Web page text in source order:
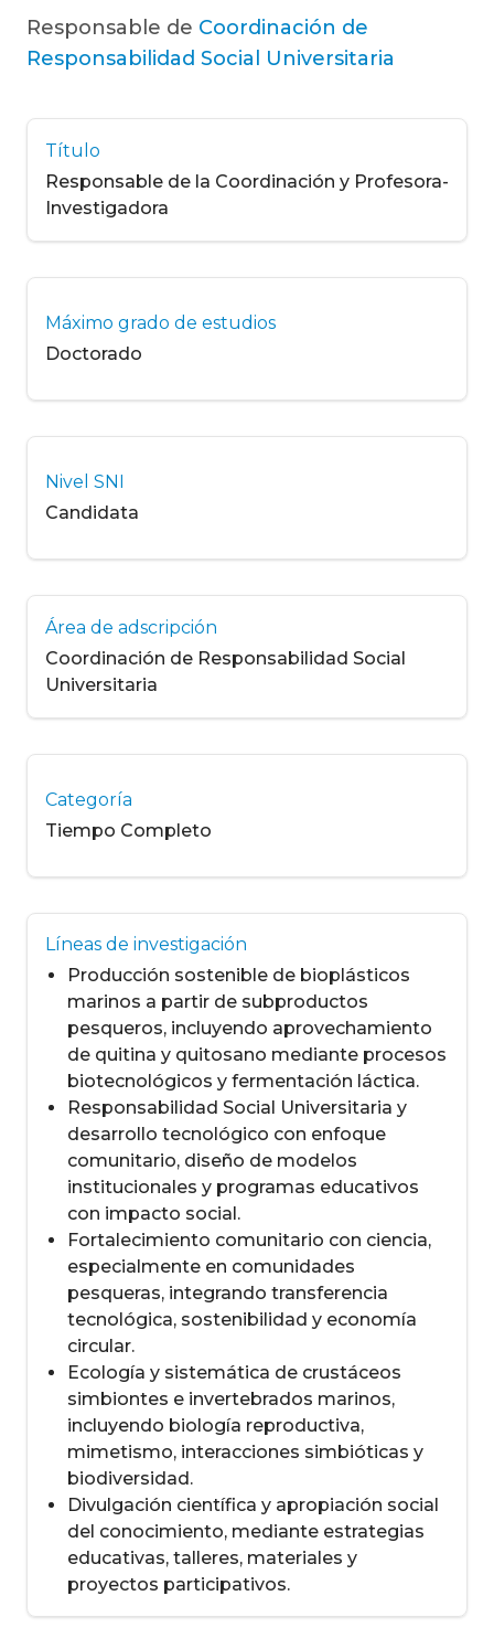
Responsable de Coordinación de
Responsabilidad Social Universitaria
Título
Responsable de la Coordinación y Profesora-
Investigadora
Máximo grado de estudios
Doctorado
Nivel SNI
Candidata
Área de adscripción
Coordinación de Responsabilidad Social
Universitaria
Categoría
Tiempo Completo
Líneas de investigación
Producción sostenible de bioplásticos
marinos a partir de subproductos
pesqueros, incluyendo aprovechamiento
de quitina y quitosano mediante procesos
biotecnológicos y fermentación láctica.
Responsabilidad Social Universitaria y
desarrollo tecnológico con enfoque
comunitario, diseño de modelos
institucionales y programas educativos
con impacto social.
Fortalecimiento comunitario con ciencia,
especialmente en comunidades
pesqueras, integrando transferencia
tecnológica, sostenibilidad y economía
circular.
Ecología y sistemática de crustáceos
simbiontes e invertebrados marinos,
incluyendo biología reproductiva,
mimetismo, interacciones simbióticas y
biodiversidad.
Divulgación científica y apropiación social
del conocimiento, mediante estrategias
educativas, talleres, materiales y
proyectos participativos.